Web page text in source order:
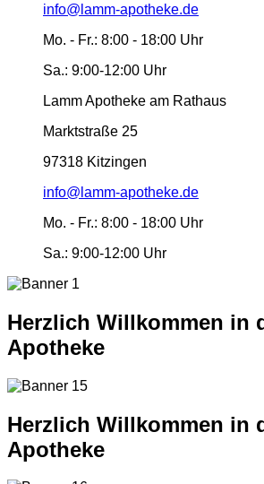
info@lamm-apotheke.de
Mo. - Fr.: 8:00 - 18:00 Uhr
Sa.: 9:00-12:00 Uhr
Lamm Apotheke am Rathaus
Marktstraße 25
97318 Kitzingen
info@lamm-apotheke.de
Mo. - Fr.: 8:00 - 18:00 Uhr
Sa.: 9:00-12:00 Uhr
Herzlich Willkommen in
Apotheke
Herzlich Willkommen in
Apotheke